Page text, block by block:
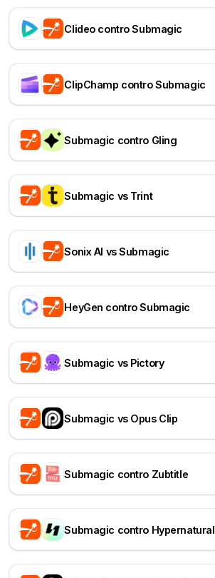
Clideo contro Submagic
ClipChamp contro Submagic
Submagic contro Gling
Submagic vs Trint
Sonix AI vs Submagic
HeyGen contro Submagic
Submagic vs Pictory
Submagic vs Opus Clip
Submagic contro Zubtitle
Submagic contro Hypernatural